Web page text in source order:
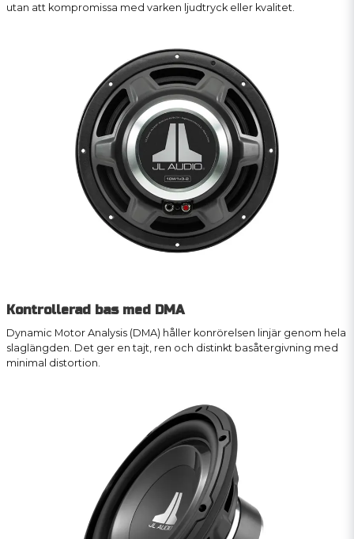
utan att kompromissa med varken ljudtryck eller kvalitet.
Kontrollerad bas med DMA
Dynamic Motor Analysis (DMA) håller konrörelsen linjär genom hela
slaglängden. Det ger en tajt, ren och distinkt basåtergivning med
minimal distortion.